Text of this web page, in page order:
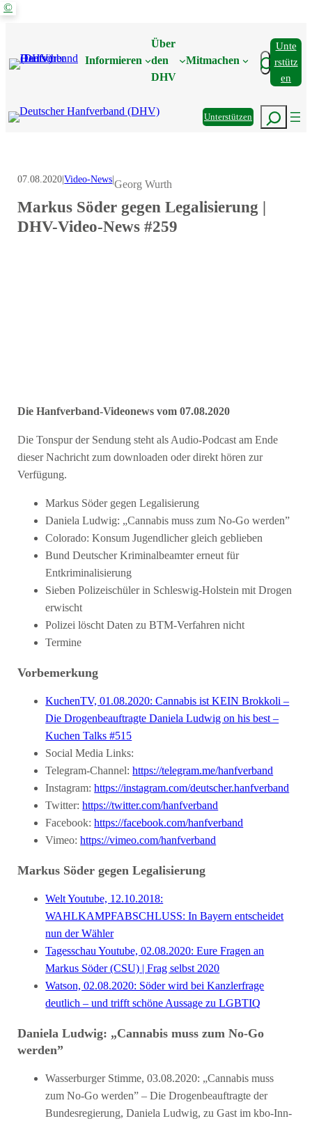
Zum
Informieren
Über
den
DHV
Mitmachen Suchen
Unte
Rstütz
En
UnterstützenSuchen
©
07.08.2020|Video-News|Georg Wurth
Markus Söder gegen Legalisierung |
DHV-Video-News #259
Die Hanfverband-Videonews vom 07.08.2020
Die Tonspur der Sendung steht als Audio-Podcast am Ende
dieser Nachricht zum downloaden oder direkt hören zur
Verfügung.
Markus Söder gegen Legalisierung
Daniela Ludwig: „Cannabis muss zum No-Go werden”
Colorado: Konsum Jugendlicher gleich geblieben
Bund Deutscher Kriminalbeamter erneut für
Entkriminalisierung
Sieben Polizeischüler in Schleswig-Holstein mit Drogen
erwischt
Polizei löscht Daten zu BTM-Verfahren nicht
Termine
Vorbemerkung
KuchenTV, 01.08.2020: Cannabis ist KEIN Brokkoli –
Die Drogenbeauftragte Daniela Ludwig on his best –
Kuchen Talks #515
Social Media Links:
Telegram-Channel:https://telegram.me/hanfverband
Instagram:https://instagram.com/deutscher.hanfverband
Twitter:https://twitter.com/hanfverband
Facebook:https://facebook.com/hanfverband
Vimeo:https://vimeo.com/hanfverband
Markus Söder gegen Legalisierung
Welt Youtube, 12.10.2018:
WAHLKAMPFABSCHLUSS: In Bayern entscheidet
nun der Wähler
Tagesschau Youtube, 02.08.2020: Eure Fragen an
Markus Söder (CSU) | Frag selbst 2020
Watson, 02.08.2020: Söder wird bei Kanzlerfrage
deutlich – und trifft schöne Aussage zu LGBTIQ
Daniela Ludwig: „Cannabis muss zum No-Go
werden”
Wasserburger Stimme, 03.08.2020: „Cannabis muss
zum No-Go werden” – Die Drogenbeauftragte der
Bundesregierung, Daniela Ludwig, zu Gast im kbo-Inn-